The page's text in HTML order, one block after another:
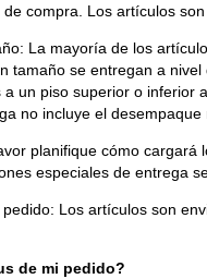
compra. Los artículos
La mayoría de los
tamaño se entregan a
un piso superior o
no incluye el
planifique cómo
especiales de entrega
Los artículos son
de mi pedido?